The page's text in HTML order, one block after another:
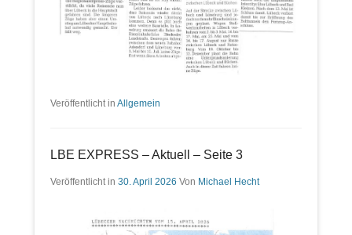
Veröffentlicht in Allgemein
LBE EXPRESS – Aktuell – Seite 3
Veröffentlicht in 30. April 2026 Von Michael Hecht